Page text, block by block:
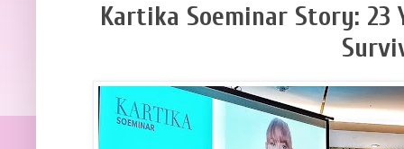
Kartika Soeminar Story: 23